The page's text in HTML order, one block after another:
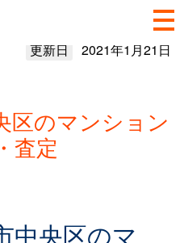
更新日 2021年1月21日
区のマンション
査定
中央区のマ